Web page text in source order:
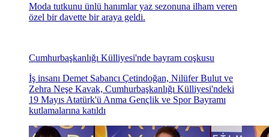
Moda tutkunu ünlü hanımlar yaz sezonuna ilham veren
özel bir davette bir araya geldi.
Cumhurbaşkanlığı Külliyesi'nde bayram coşkusu
İş insanı Demet Sabancı Çetindoğan, Nilüfer Bulut ve
Zehra Neşe Kavak, Cumhurbaşkanlığı Külliyesi'ndeki
19 Mayıs Atatürk'ü Anma Gençlik ve Spor Bayramı
kutlamalarına katıldı